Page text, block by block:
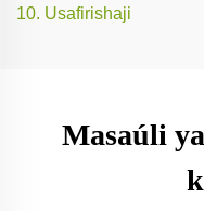
10. Usafirishaji
Masaúli